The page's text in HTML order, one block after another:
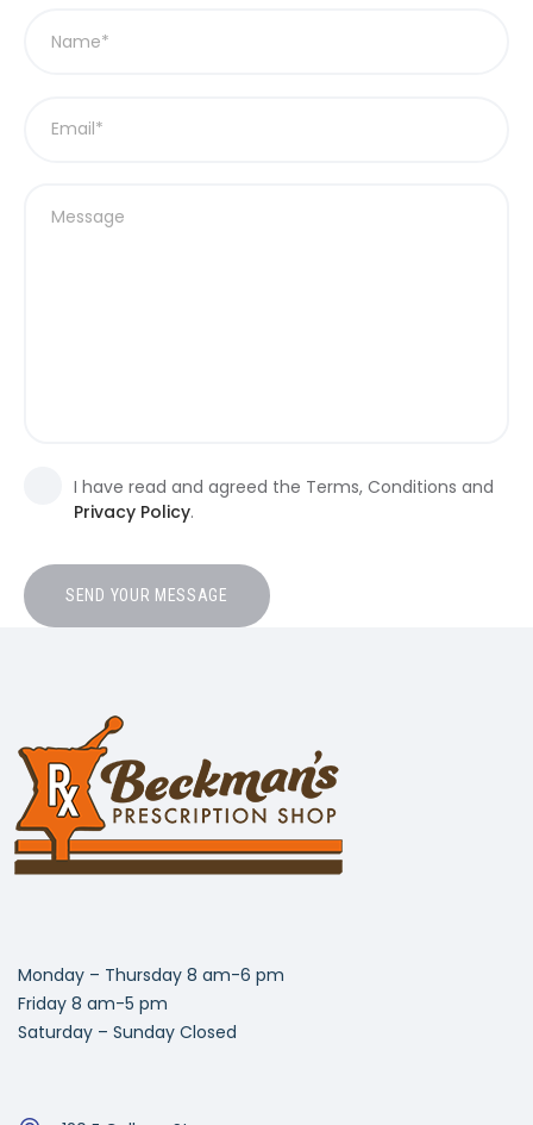
I have read and agreed the Terms, Conditions and
Privacy Policy.
SEND YOUR MESSAGE
Monday – Thursday 8 am-6 pm
Friday 8 am-5 pm
Saturday – Sunday Closed